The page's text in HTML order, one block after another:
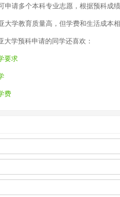
申请多个本科专业志愿，根据预科成
大学教育质量高，但学费和生活成本
大学预科申请的同学还喜欢：
要求
费